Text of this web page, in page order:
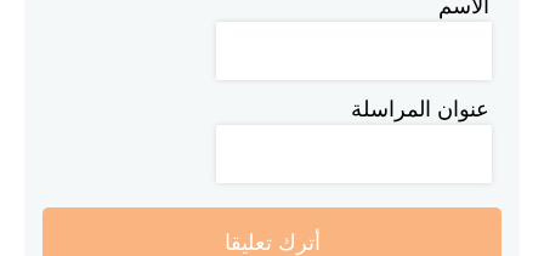
عنوان المراسلة
أترك تعليقا